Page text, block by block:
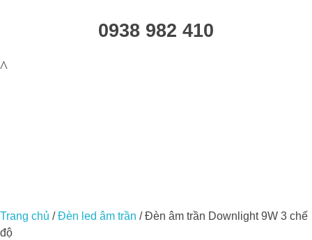
0938 982 410
Trang chủ /Đèn led âm trần / Đèn âm trần Downlight 9W 3 chế
độ